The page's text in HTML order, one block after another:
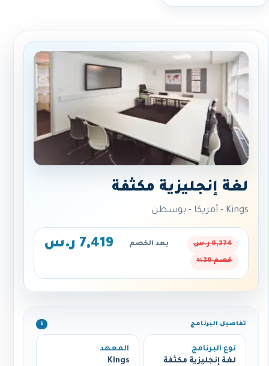
لغة إنجليزية مكثفة
Kings - أمريكا - بوسطن
9,274 ر.س بعد الخصم 7,419 ر.س
خصم 20%
تفاصيل البرنامج ℹ️
نوع البرنامج
لغة إنجليزية مكثفة
المعهد
Kings